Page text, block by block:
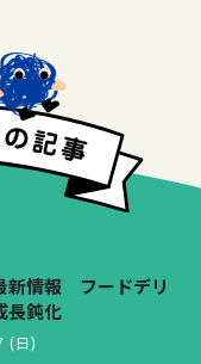
新情報 フードデリ
長鈍化
(日)